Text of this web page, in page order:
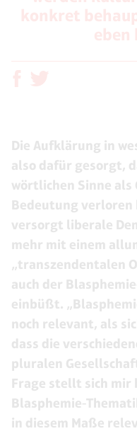
Die Aufklärung in
also dafür gesorgt,
wörtlichen Sinne
Bedeutung verloren
versorgt liberale
mehr mit einem
„transzendentalen
auch der
einbüßt.
noch relevant, als
dass die
pluralen
Frage stellt sich mir
Blasphemie-
in diesem Maße